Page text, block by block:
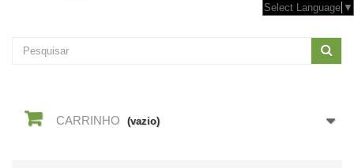
Select Language ▼
CARRINHO (vazio)